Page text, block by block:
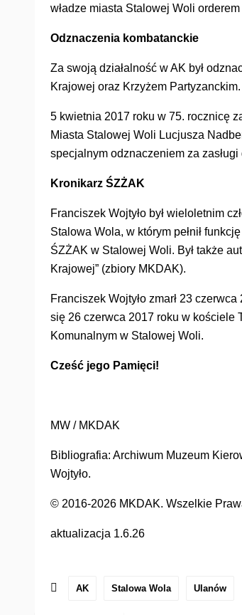
władze miasta Stalowej Woli orderem
Odznaczenia kombatanckie
Za swoją działalność w AK był
Krajowej oraz Krzyżem Partyzanckim.
5 kwietnia 2017 roku w 75. rocznicę
Miasta Stalowej Woli Lucjusza
specjalnym odznaczeniem za
Kronikarz ŚZŻAK
Franciszek Wojtyło był wieloletnim
Stalowa Wola, w którym pełnił
ŚZŻAK w Stalowej Woli. Był także
Krajowej” (zbiory MKDAK).
Franciszek Wojtyło zmarł 23
się 26 czerwca 2017 roku w kościele
Komunalnym w Stalowej Woli.
Cześć jego Pamięci!
MW / MKDAK
Bibliografia: Archiwum Muzeum
Wojtyło.
© 2016-2026 MKDAK. Wszelkie
aktualizacja 1.6.26
AK Stalowa Wola Ulanów